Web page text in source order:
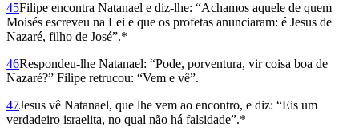
45Filipe encontra Natanael e diz-lhe: “Achamos aquele de quem
Moisés escreveu na Lei e que os profetas anunciaram: é Jesus de
Nazaré, filho de José”.*
46Respondeu-lhe Natanael: “Pode, porventura, vir coisa boa de
Nazaré?” Filipe retrucou: “Vem e vê”.
47Jesus vê Natanael, que lhe vem ao encontro, e diz: “Eis um
verdadeiro israelita, no qual não há falsidade”.*